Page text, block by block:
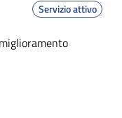
Servizio attivo